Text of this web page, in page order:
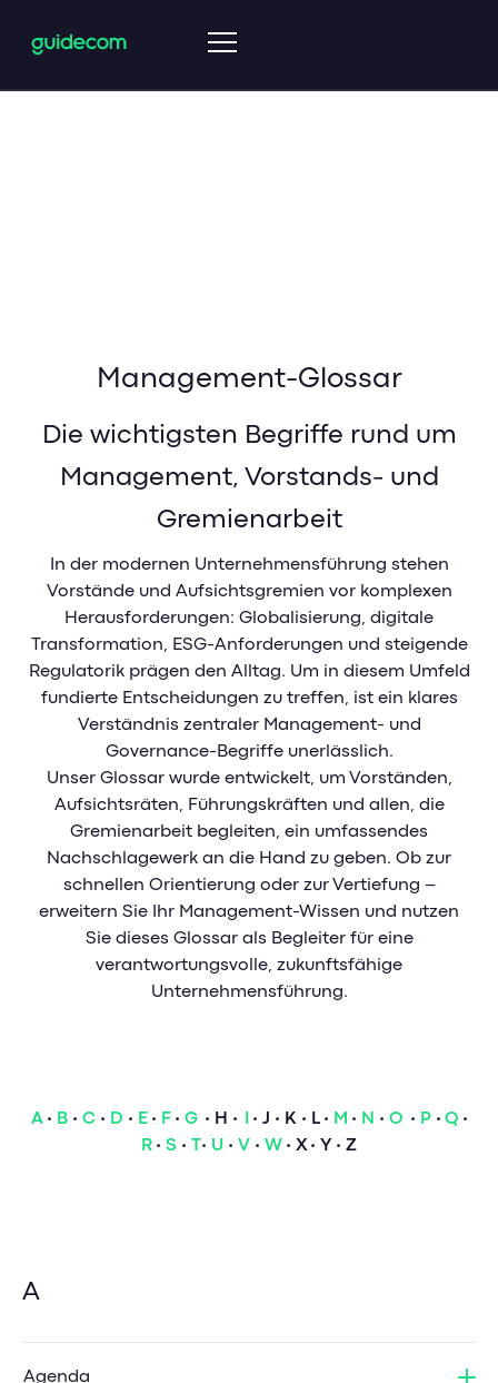
Transform
Management-Blog
Management-Glossar
HR Suite
HR Suite im Überblick
Bewerbermanagement
Digitale Personalakte
Sales & Service Cloud
Sales & Service Cloud
Überblick
Sales Cockpit
Service Cockpit
Unternehmen
Management-Glossar
Die wichtigsten Begriffe rund um
Management, Vorstands- und
Gremienarbeit
In der modernen Unternehmensführung stehen
Vorstände und Aufsichtsgremien vor komplexen
Herausforderungen: Globalisierung, digitale
Transformation, ESG-Anforderungen und steigende
Regulatorik prägen den Alltag. Um in diesem Umfeld
fundierte Entscheidungen zu treffen, ist ein klares
Verständnis zentraler Management- und
Governance-Begriffe unerlässlich.
Unser Glossar wurde entwickelt, um Vorständen,
Aufsichtsräten, Führungskräften und allen, die
Gremienarbeit begleiten, ein umfassendes
Nachschlagewerk an die Hand zu geben. Ob zur
schnellen Orientierung oder zur Vertiefung –
erweitern Sie Ihr Management-Wissen und nutzen
Sie dieses Glossar als Begleiter für eine
verantwortungsvolle, zukunftsfähige
Unternehmensführung.
A• B• C • D • E• F• G • H • • J • K• L• M • N • O • P• Q •
R • S • T• U • V • W • X• Y • Z
A
Agenda